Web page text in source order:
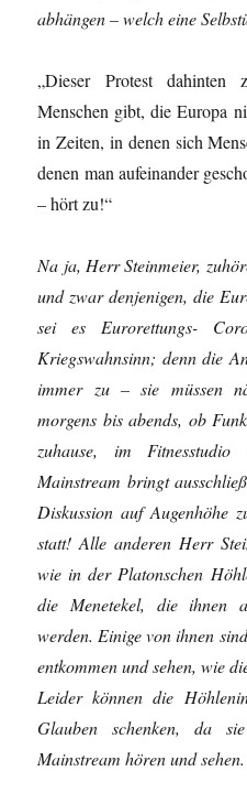
abhängen – welch eine
„Dieser Protest
Menschen gibt, die Europa
in Zeiten, in denen sich
denen man aufeinander
– hört zu!“
Na ja, Herr Steinmeier,
und zwar denjenigen, die
sei es Eurorettungs-
Kriegswahnsinn; denn die
immer zu – sie müssen
morgens bis abends, ob
zuhause, im
Mainstream bringt
Diskussion auf Augenhöhe
statt! Alle anderen Herr
wie in der Platonschen
die Menetekel, die ihnen
werden. Einige von ihnen
entkommen und sehen, wie
Leider können die
Glauben schenken, da
Mainstream hören und sehen.